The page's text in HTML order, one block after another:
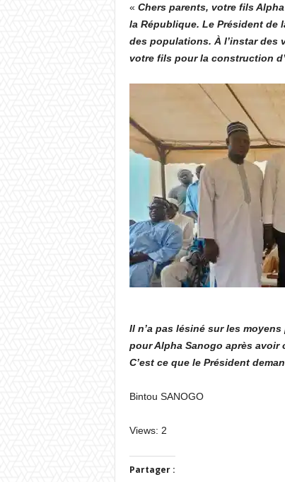
« Chers parents, votre fils
la République. Le Président de
des populations. À l’instar des
votre fils pour la construction
Il n’a pas lésiné sur les
pour Alpha Sanogo après
C’est ce que le Président
Bintou SANOGO
Views: 2
Partager :